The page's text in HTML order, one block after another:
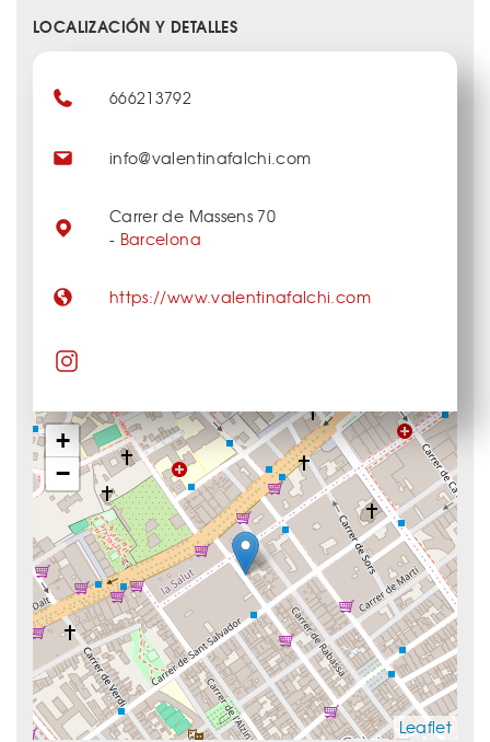
LOCALIZACIÓN Y DETALLES
+
−
Leaflet
666213792
info@valentinafalchi.com
Carrer de Massens 70
- Barcelona
https://www.valentinafalchi.com